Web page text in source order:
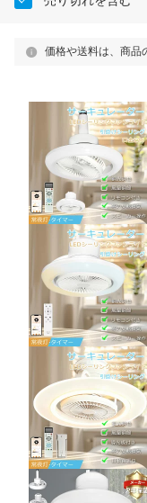
価格や送料は、商品